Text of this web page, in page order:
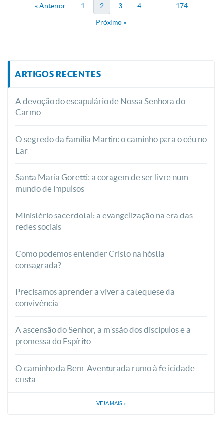
« Anterior 1 2 3 4 174
Próximo »
ARTIGOS RECENTES
A devoção do escapulário de Nossa Senhora do
Carmo
O segredo da família Martin: o caminho para o céu no
Lar
Santa Maria Goretti: a coragem de ser livre num
mundo de impulsos
Ministério sacerdotal: a evangelização na era das
redes sociais
Como podemos entender Cristo na hóstia
consagrada?
Precisamos aprender a viver a catequese da
convivência
A ascensão do Senhor, a missão dos discípulos e a
promessa do Espírito
O caminho da Bem-Aventurada rumo à felicidade
cristã
VEJA MAIS »